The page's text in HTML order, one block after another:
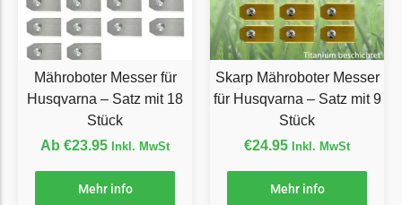
Greenworks
Greenworks Messer
Begrenzungsdraht
Grouw Messer
Begrenzungsdraht
Mähroboter Messer für
Husqvarna – Satz mit 18
Stück
Ab €23.95 Inkl. MwSt
Mehr info
Skarp Mähroboter Messer
für Husqvarna – Satz mit 9
Stück
€24.95 Inkl. MwSt
Mehr info